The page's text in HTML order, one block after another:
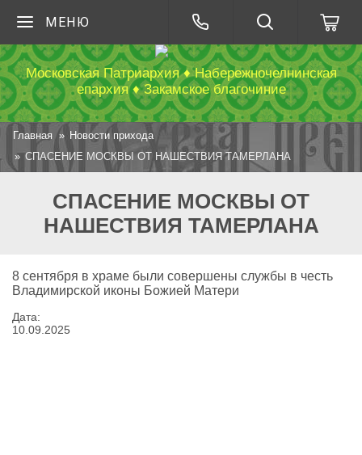
МЕНЮ
Московская Патриархия ♦ Набережночелнинская
епархия ♦ Закамское благочиние
Главная
Новости прихода
СПАСЕНИЕ МОСКВЫ ОТ НАШЕСТВИЯ ТАМЕРЛАНА
СПАСЕНИЕ МОСКВЫ ОТ
НАШЕСТВИЯ ТАМЕРЛАНА
8 сентября в храме были совершены службы в честь
Владимирской иконы Божией Матери
Дата:
10 09 2025